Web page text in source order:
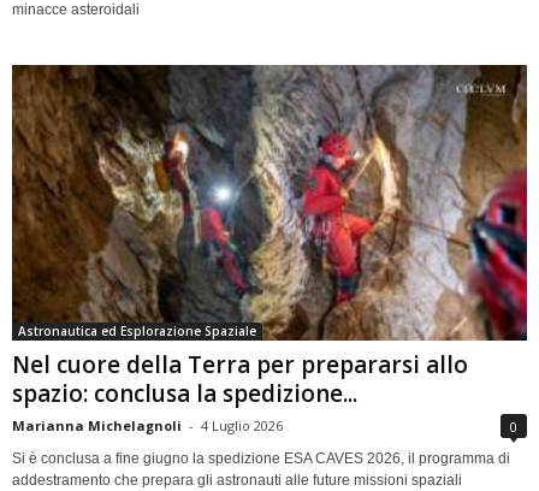
minacce asteroidali
Astronautica ed Esplorazione Spaziale
Nel cuore della Terra per prepararsi allo
spazio: conclusa la spedizione...
Marianna Michelagnoli - 4 Luglio 2026 0
Si è conclusa a fine giugno la spedizione ESA CAVES 2026, il programma di
addestramento che prepara gli astronauti alle future missioni spaziali